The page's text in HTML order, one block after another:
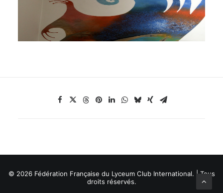
© 2026 Fédération Française du Lyceum Club International. | Tous
droits réservés.